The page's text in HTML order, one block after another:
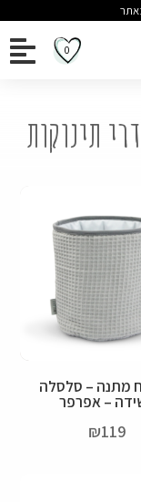
0
תינוקות
מתנה – סלסלה
– אפרפר
₪119